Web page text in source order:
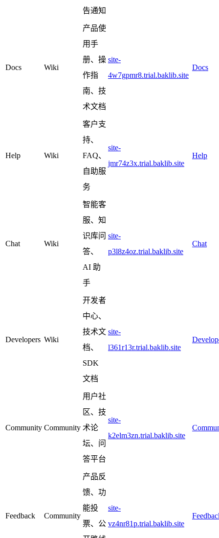
告通知
Docs Wiki
产品使
用手
册、操
作指
南、技
术文档
site-
4w7gpmr8.trial.baklib.site
Docs
Help Wiki
客户支
持、
FAQ、
自助服
务
site-
jmr74z3x.trial.baklib.site
Help
Chat Wiki
智能客
服、知
识库问
答、
AI 助
手
site-
p3l8z4oz.trial.baklib.site
Chat
Developers Wiki
开发者
中心、
技术文
档、
SDK
文档
site-
l361r13r.trial.baklib.site
Community Community
用户社
区、技
术论
坛、问
答平台
site-
k2elm3zn.trial.baklib.site
Feedback Community
产品反
馈、功
能投
票、公
site-
vz4nr81p.trial.baklib.site